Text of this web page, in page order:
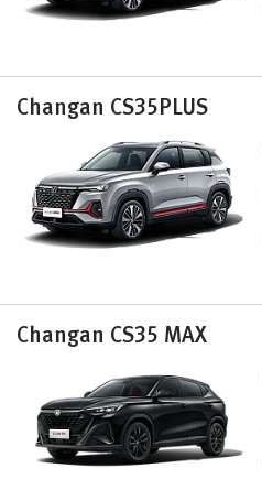
Changan CS35PLUS
Changan CS35 MAX